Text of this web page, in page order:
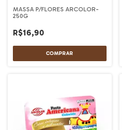
MASSA P/FLORES ARCOLOR-
250G
R$16,90